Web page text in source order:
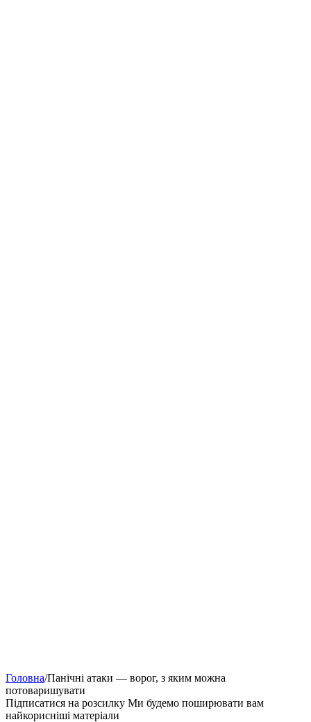
Головна/Панічні атаки — ворог, з яким можна
потоваришувати
Підписатися на розсилку Ми будемо поширювати вам
найкорисніші матеріали